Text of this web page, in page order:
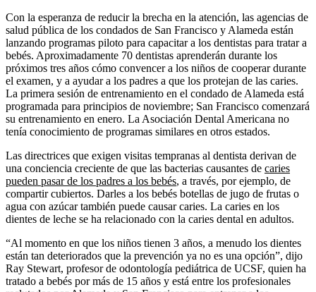
Con la esperanza de reducir la brecha en la atención, las agencias de
salud pública de los condados de San Francisco y Alameda están
lanzando programas piloto para capacitar a los dentistas para tratar a
bebés. Aproximadamente 70 dentistas aprenderán durante los
próximos tres años cómo convencer a los niños de cooperar durante
el examen, y a ayudar a los padres a que los protejan de las caries.
La primera sesión de entrenamiento en el condado de Alameda está
programada para principios de noviembre; San Francisco comenzará
su entrenamiento en enero. La Asociación Dental Americana no
tenía conocimiento de programas similares en otros estados.
Las directrices que exigen visitas tempranas al dentista derivan de
una conciencia creciente de que las bacterias causantes de caries
pueden pasar de los padres a los bebés, a través, por ejemplo, de
compartir cubiertos. Darles a los bebés botellas de jugo de frutas o
agua con azúcar también puede causar caries. La caries en los
dientes de leche se ha relacionado con la caries dental en adultos.
“Al momento en que los niños tienen 3 años, a menudo los dientes
están tan deteriorados que la prevención ya no es una opción”, dijo
Ray Stewart, profesor de odontología pediátrica de UCSF, quien ha
tratado a bebés por más de 15 años y está entre los profesionales